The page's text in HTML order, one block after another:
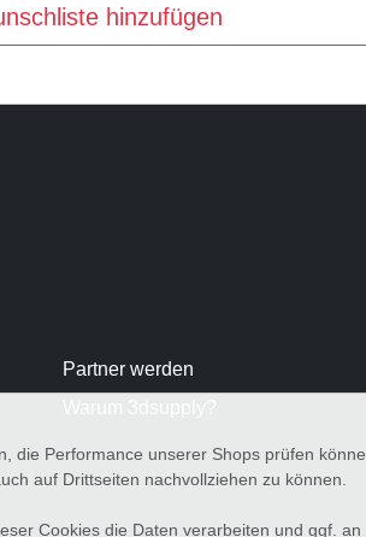
hinzufügen
Partner werden
die Performance unserer Shops prüfen
auf Drittseiten nachvollziehen zu können.
Cookies die Daten verarbeiten und ggf. an